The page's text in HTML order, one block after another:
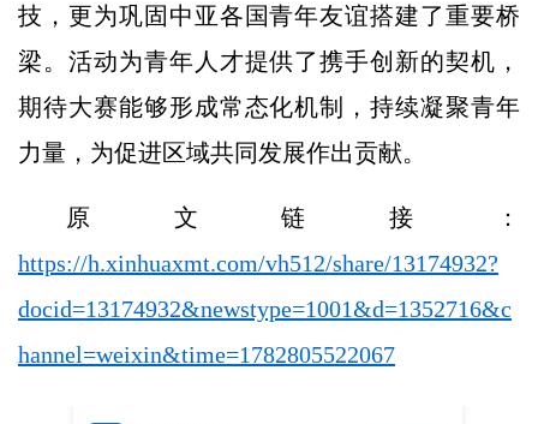
技，更为巩固中亚各国青年友谊搭建了重要桥
梁。活动为青年人才提供了携手创新的契机，
期待大赛能够形成常态化机制，持续凝聚青年
力量，为促进区域共同发展作出贡献。
原文链接：
https://h.xinhuaxmt.com/vh512/share/13174932?
docid=13174932&newstype=1001&d=1352716&c
hannel=weixin&time=1782805522067